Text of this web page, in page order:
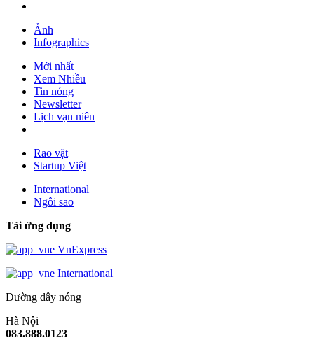
Ảnh
Infographics
Mới nhất
Xem Nhiều
Tin nóng
Newsletter
Lịch vạn niên
Rao vặt
Startup Việt
International
Ngôi sao
Tải ứng dụng
VnExpress
International
Đường dây nóng
Hà Nội
083.888.0123